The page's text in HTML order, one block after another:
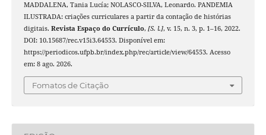
MADDALENA, Tania Lucía; NOLASCO-SILVA, Leonardo. PANDEMIA
ILUSTRADA: criações curriculares a partir da contação de histórias
digitais. Revista Espaço do Currículo, [S. l.], v. 15, n. 3, p. 1–16, 2022.
DOI: 10.15687/rec.v15i3.64553. Disponível em:
https://periodicos.ufpb.br/index.php/rec/article/view/64553. Acesso
em: 8 ago. 2026.
Fomatos de Citação